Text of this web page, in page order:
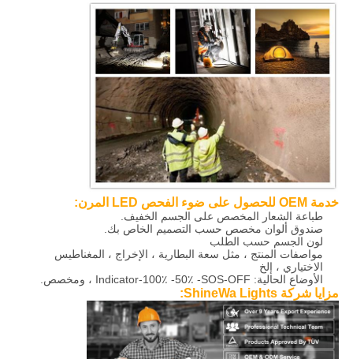
خدمة OEM للحصول على ضوء الفحص LED المرن:
طباعة الشعار المخصص على الجسم الخفيف.
صندوق ألوان مخصص حسب التصميم الخاص بك.
لون الجسم حسب الطلب
مواصفات المنتج ، مثل سعة البطارية ، الإخراج ، المغناطيس
الاختياري ، إلخ
الأوضاع الحالية: Indicator-100٪ -50٪ -SOS-OFF ، ومخصص.
مزايا شركة ShineWa Lights: